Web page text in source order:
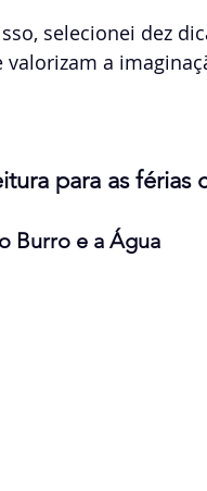
selecionei dez
a
para as férias
Burro e a Água